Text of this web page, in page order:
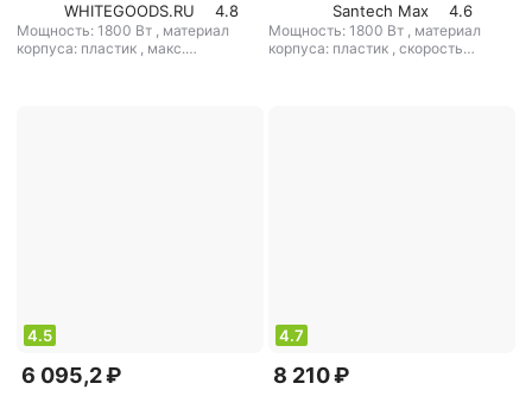
WHITEGOODS.RU
4.8
Мощность: 1800 Вт , материал
корпуса: пластик , макс.
Santech Max
4.6
Мощность: 1800 Вт , материал
корпуса: пластик , скорость
4.5
6 095,2 ₽
4.7
8 210 ₽